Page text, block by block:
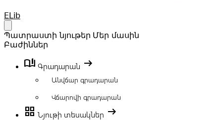
Your Company
ELib
Պատրաստի նյութեր Մեր մասին
Բաժիններ
book_ribbon Գրադարան arrow_right_alt
Անվճար գրադարան
Վճարովի գրադարան
grid_view Նյութի տեսակներ arrow_right_alt